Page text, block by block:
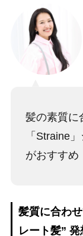
髪の素質に
「Straine
がおすすめ
髪質に合わ
レート髪”